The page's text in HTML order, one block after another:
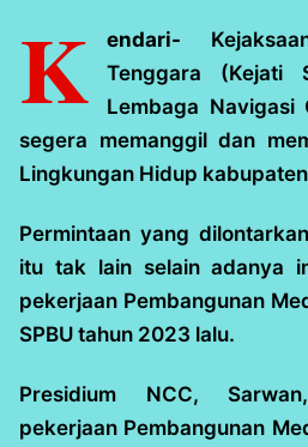
K endari-
Tenggara (Kejati
Lembaga Navigasi
segera memanggil dan
Lingkungan Hidup
Permintaan yang
itu tak lain selain adanya
pekerjaan Pembangunan
SPBU tahun 2023 lalu.
Presidium NCC,
pekerjaan Pembangunan